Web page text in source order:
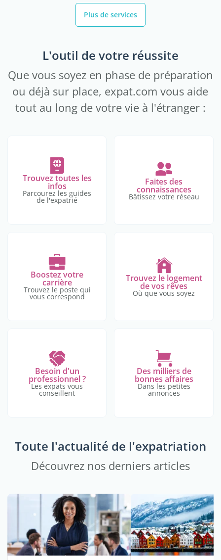
Plus de services
L'outil de votre réussite
Que vous soyez en phase de préparation
ou déjà sur place, expat.com vous aide
tout au long de votre vie à l'étranger :
Trouvez toutes les
infos
Parcourez les guides
de l'expatrié
Faites des
connaissances
Bâtissez votre réseau
Boostez votre
carrière
Trouvez le poste qui
vous correspond
Trouvez le logement
de vos rêves
Où que vous soyez
Besoin d'un
professionnel ?
Les expats vous
conseillent
Des milliers de
bonnes affaires
Dans les petites
annonces
Toute l'actualité de l'expatriation
Découvrez nos derniers articles